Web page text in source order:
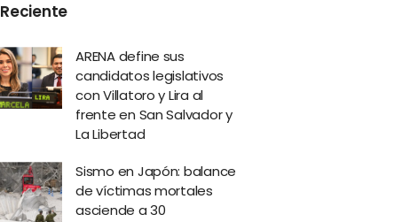
Reciente
ARENA define sus
candidatos legislativos
con Villatoro y Lira al
frente en San Salvador y
La Libertad
Sismo en Japón: balance
de víctimas mortales
asciende a 30